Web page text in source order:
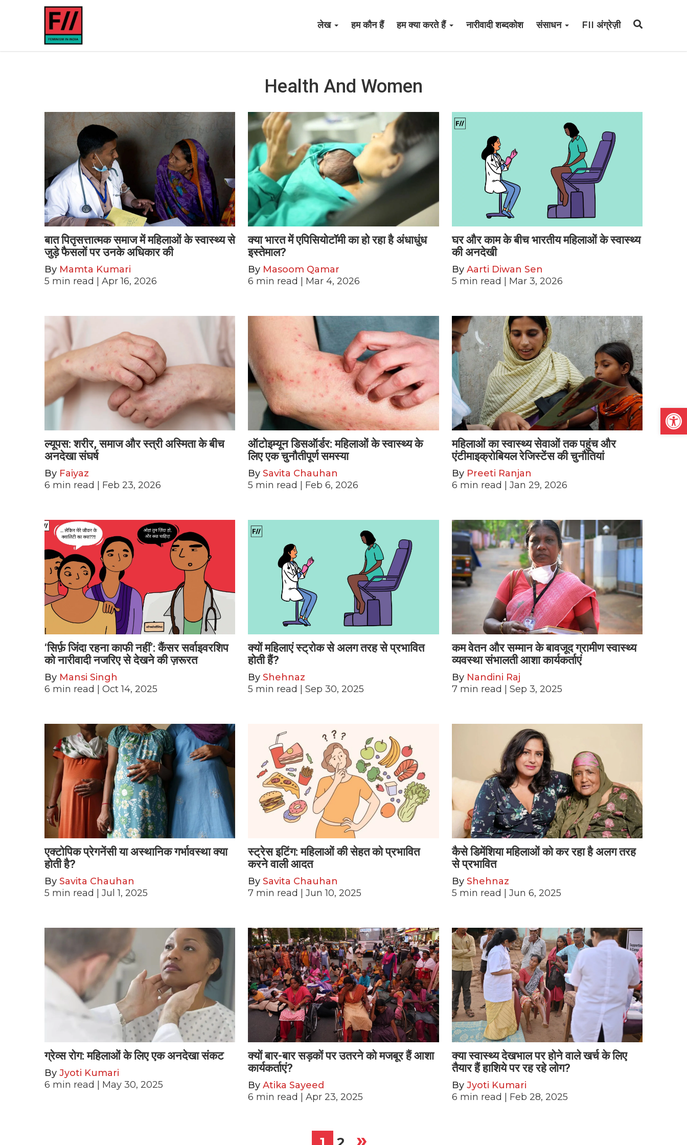
लेख हम कौन हैं हम क्या करते हैं नारीवादी शब्दकोश संसाधन FII अंग्रेज़ी
Health And Women
बात पितृसत्तात्मक समाज में महिलाओं के स्वास्थ्य से
जुड़े फैसलों पर उनके अधिकार की
By Mamta Kumari
5 min read | Apr 16, 2026
क्या भारत में एपिसियोटॉमी का हो रहा है अंधाधुंध
इस्तेमाल?
By Masoom Qamar
6 min read | Mar 4, 2026
घर और काम के बीच भारतीय महिलाओं के स्वास्थ्य
की अनदेखी
By Aarti Diwan Sen
5 min read | Mar 3, 2026
ल्यूपस: शरीर, समाज और स्त्री अस्मिता के बीच
अनदेखा संघर्ष
By Faiyaz
6 min read | Feb 23, 2026
ऑटोइम्यून डिसऑर्डर: महिलाओं के स्वास्थ्य के
लिए एक चुनौतीपूर्ण समस्या
BySavita Chauhan
5 min read | Feb 6, 2026
महिलाओं का स्वास्थ्य सेवाओं तक पहुंच और
एंटीमाइक्रोबियल रेजिस्टेंस की चुनौतियां
By Preeti Ranjan
6 min read | Jan 29, 2026
‘सिर्फ़ जिंदा रहना काफी नहीं’: कैंसर सर्वाइवरशिप
को नारीवादी नजरिए से देखने की ज़रूरत
By Mansi Singh
6 min read | Oct 14, 2025
क्यों महिलाएं स्ट्रोक से अलग तरह से प्रभावित
होती हैं?
ByShehnaz
5 min read | Sep 30, 2025
कम वेतन और सम्मान के बावजूद ग्रामीण स्वास्थ्य
व्यवस्था संभालती आशा कार्यकर्ताएं
By Nandini Raj
7 min read | Sep 3, 2025
एक्टोपिक प्रेगनेंसी या अस्थानिक गर्भावस्था क्या
होती है?
By Savita Chauhan
5 min read | Jul 1, 2025
स्ट्रेस इटिंग: महिलाओं की सेहत को प्रभावित
करने वाली आदत
BySavita Chauhan
7 min read | Jun 10, 2025
कैसे डिमेंशिया महिलाओं को कर रहा है अलग तरह
से प्रभावित
By Shehnaz
5 min read | Jun 6, 2025
ग्रेव्स रोग: महिलाओं के लिए एक अनदेखा संकट
By Jyoti Kumari
6 min read | May 30, 2025
क्यों बार-बार सड़कों पर उतरने को मजबूर हैं आशा
कार्यकर्ताएं?
ByAtika Sayeed
6 min read | Apr 23, 2025
क्या स्वास्थ्य देखभाल पर होने वाले खर्च के लिए
तैयार हैं हाशिये पर रह रहे लोग?
By Jyoti Kumari
6 min read | Feb 28, 2025
»